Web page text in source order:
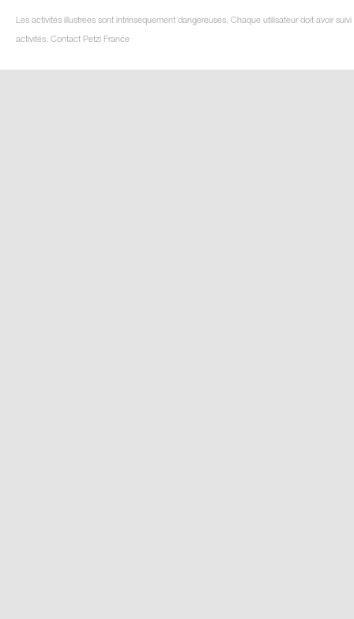
Les activités illustrées sont intrinsèquement dangereuses. Chaque utilisateur doit avoir
activités. Contact Petzl France